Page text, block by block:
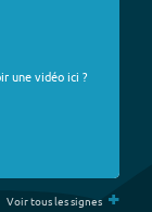
une vidéo ici ?
Voir tous les signes +